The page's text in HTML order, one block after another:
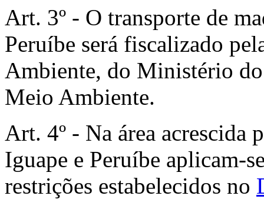
Art. 3º - O transporte de
Peruíbe será fiscalizado
Ambiente, do Ministério
Meio Ambiente.
Art. 4º - Na área acrescida
Iguape e Peruíbe aplicam-
restrições estabelecidos no